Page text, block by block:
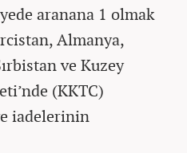
aranana 1 olmak
Almanya,
ve Kuzey
(KKTC)
iadelerinin